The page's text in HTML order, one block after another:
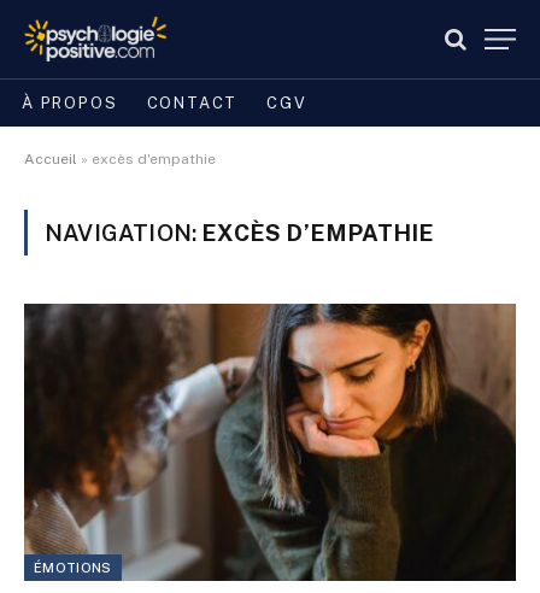
À PROPOS CONTACT CGV
Accueil » excès d'empathie
NAVIGATION: EXCÈS D’EMPATHIE
ÉMOTIONS